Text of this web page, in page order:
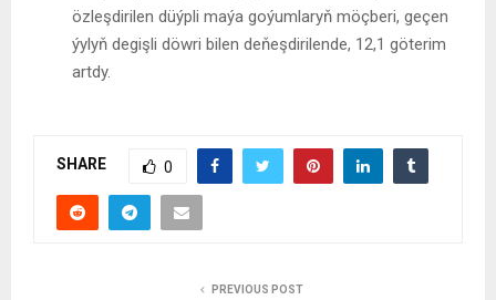
özleşdirilen düýpli maýa goýumlaryň möçberi, geçen
ýylyň degişli döwri bilen deňeşdirilende, 12,1 göterim
artdy.
SHARE 0
PREVIOUS POST